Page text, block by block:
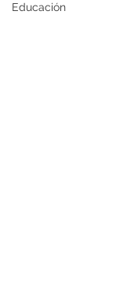
Educación